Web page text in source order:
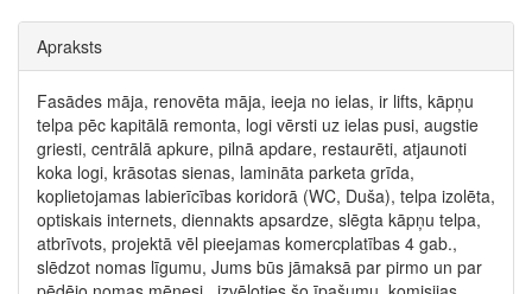
Apraksts
Fasādes māja, renovēta māja, ieeja no ielas, ir lifts, kāpņu
telpa pēc kapitālā remonta, logi vērsti uz ielas pusi, augstie
griesti, centrālā apkure, pilnā apdare, restaurēti, atjaunoti
koka logi, krāsotas sienas, lamināta parketa grīda,
koplietojamas labierīcības koridorā (WC, Duša), telpa izolēta,
optiskais internets, diennakts apsardze, slēgta kāpņu telpa,
atbrīvots, projektā vēl pieejamas komercplatības 4 gab.,
slēdzot nomas līgumu, Jums būs jāmaksā par pirmo un par